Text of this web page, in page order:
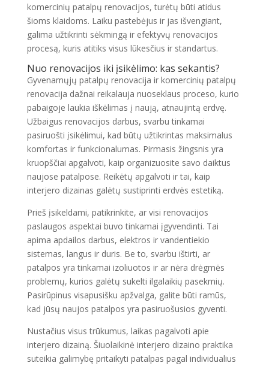
komercinių patalpų renovacijos, turėtų būti atidus
šioms klaidoms. Laiku pastebėjus ir jas išvengiant,
galima užtikrinti sėkmingą ir efektyvų renovacijos
procesą, kuris atitiks visus lūkesčius ir standartus.
Nuo renovacijos iki įsikėlimo: kas sekantis?
Gyvenamųjų patalpų renovacija ir komercinių patalpų
renovacija dažnai reikalauja nuoseklaus proceso, kurio
pabaigoje laukia iškėlimas į naują, atnaujintą erdvę.
Užbaigus renovacijos darbus, svarbu tinkamai
pasiruošti įsikėlimui, kad būtų užtikrintas maksimalus
komfortas ir funkcionalumas. Pirmasis žingsnis yra
kruopščiai apgalvoti, kaip organizuosite savo daiktus
naujose patalpose. Reikėtų apgalvoti ir tai, kaip
interjero dizainas galėtų sustiprinti erdvės estetiką.
Prieš įsikeldami, patikrinkite, ar visi renovacijos
paslaugos aspektai buvo tinkamai įgyvendinti. Tai
apima apdailos darbus, elektros ir vandentiekio
sistemas, langus ir duris. Be to, svarbu ištirti, ar
patalpos yra tinkamai izoliuotos ir ar nėra drėgmės
problemų, kurios galėtų sukelti ilgalaikių pasekmių.
Pasirūpinus visapusišku apžvalga, galite būti ramūs,
kad jūsų naujos patalpos yra pasiruošusios gyventi.
Nustačius visus trūkumus, laikas pagalvoti apie
interjero dizainą. Šiuolaikinė interjero dizaino praktika
suteikia galimybę pritaikyti patalpas pagal individualius